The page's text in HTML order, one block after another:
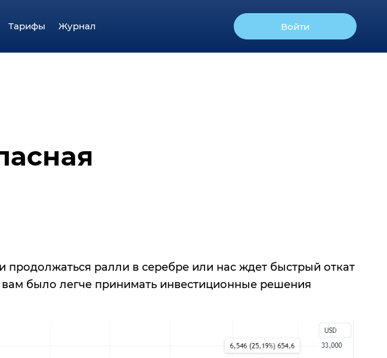
Тарифы Журнал Войти
продолжаться ралли в серебре или нас ждет быстрый откат
вам было легче принимать инвестиционные решения